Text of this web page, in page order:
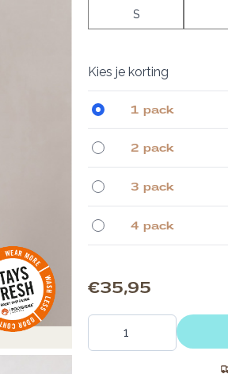
S
Kies je korting
1 pack
2 pack
3 pack
4 pack
€ 35,95
Aantal